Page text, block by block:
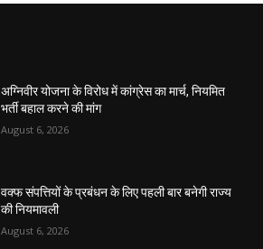
अग्निवीर योजना के विरोध में कांग्रेस का मार्च, नियमित
भर्ती बहाल करने की मांग
August 6, 2026
वक्फ संपत्तियों के प्रबंधन के लिए पहली बार बनेगी राज्य
की नियमावली
August 6, 2026